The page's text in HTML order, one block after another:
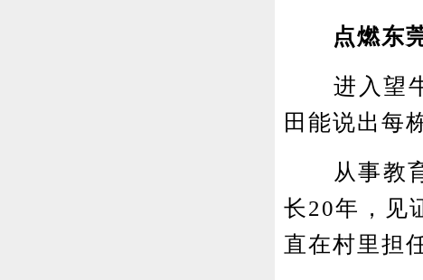
点燃东莞
进入望牛
田能说出每
从事教育
长20年，见
直在村里担